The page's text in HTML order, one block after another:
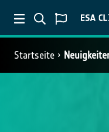
Startseite